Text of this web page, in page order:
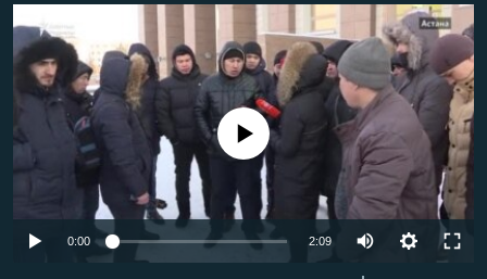
АРНАЙЫ ЖОБАЛАР
Русский
ЖАЗЫЛЫҢЫЗ
Басқа тілдерде
No media source currently available
0:00 2:09